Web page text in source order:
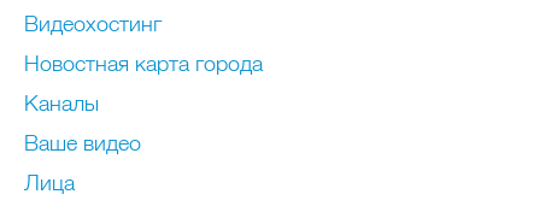
Видеохостинг
Новостная карта города
Каналы
Ваше видео
Лица